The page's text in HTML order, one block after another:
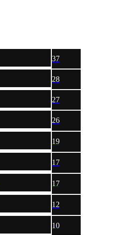
37
28
27
26
19
17
17
12
10